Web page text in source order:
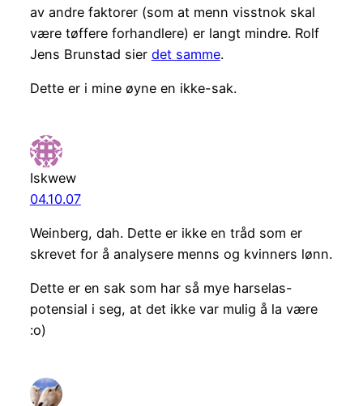
av andre faktorer (som at menn visstnok skal
være tøffere forhandlere) er langt mindre. Rolf
Jens Brunstad sier det samme.
Dette er i mine øyne en ikke-sak.
Iskwew
04.10.07
Weinberg, dah. Dette er ikke en tråd som er
skrevet for å analysere menns og kvinners lønn.
Dette er en sak som har så mye harselas-
potensial i seg, at det ikke var mulig å la være
:o)